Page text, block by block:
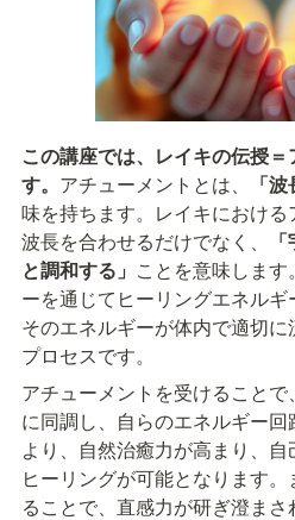
この講座では、レイキの伝授
す。 アチューメントとは、 「
味を持ちます。レイキにおけ
波長を合わせるだけでなく、
と調和する」 ことを意味しま
ーを通じてヒーリングエネルギ
そのエネルギーが体内で適切
プロセスです。
アチューメントを受けること
に同調し、自らのエネルギー
より、自然治癒力が高まり、
ヒーリングが可能となります
ることで、直感力が研ぎ澄ま